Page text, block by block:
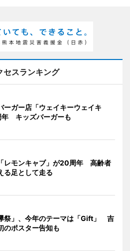
セスランキング
ーガー店「ウェイキーウェイキ
年 キッズバーガーも
レモンキャブ」が20周年 高齢者
る足として走る
祭」、今年のテーマは「Gift」 吉
のポスター告知も